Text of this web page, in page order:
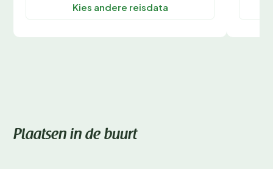
Kies andere reisdata
Plaatsen in de buurt